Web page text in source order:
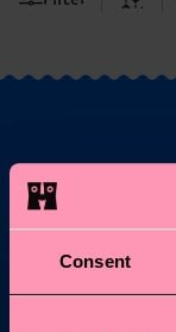
Consent